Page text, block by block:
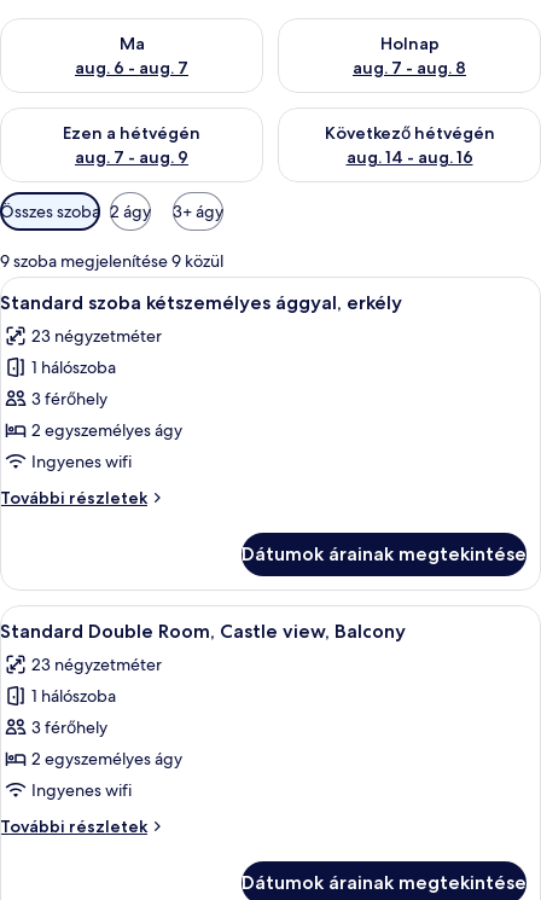
Ma
aug. 6 - aug. 7
A ma esti rendelkezésre állás ellenőrzése: aug. 6 - aug. 7
Holnap
aug. 7 - aug. 8
A holnapi rendelkezésre állás
Ezen a hétvégén
aug. 7 - aug. 9
A mostani hétvégi rendelkezésre állás ellenőrzése: aug. 7 -
Következő hétvégén
aug. 14 - aug. 16
A következő hétvégi
Szobákhoz
rendelkezésre
álló
szűrők
Összes szoba 2 ágy 3+ ágy
9 szoba megjelenítése 9 közül
A
következő
szoba
összes
képének
megtekintése:
Standard
kétszemélyes
Egy szállodai szoba, amelyben egy
3
Standard szoba kétszemélyes ággyal, erkély
23 négyzetméter
1 hálószoba
3 férőhely
2 egyszemélyes ágy
Ingyenes wifi
További részletek
Standard
erkély
további
részletei
Dátumok árainak megtekintése
A
következő
szoba
összes
képének
megtekintése:
Standard
Room,
Egy szállodai szoba, amelyben
4
Standard Double Room, Castle view, Balcony
23 négyzetméter
1 hálószoba
3 férőhely
2 egyszemélyes ágy
Ingyenes wifi
További részletek
Standard
Dátumok árainak megtekintése